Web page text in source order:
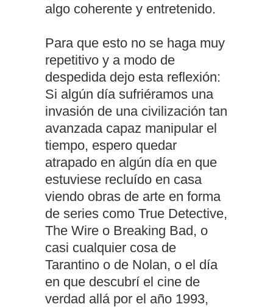
algo coherente y entretenido.
Para que esto no se haga muy
repetitivo y a modo de
despedida dejo esta reflexión:
Si algún día sufriéramos una
invasión de una civilización tan
avanzada capaz manipular el
tiempo, espero quedar
atrapado en algún día en que
estuviese recluído en casa
viendo obras de arte en forma
de series como True Detective,
The Wire o Breaking Bad, o
casi cualquier cosa de
Tarantino o de Nolan, o el día
en que descubrí el cine de
verdad allá por el año 1993,